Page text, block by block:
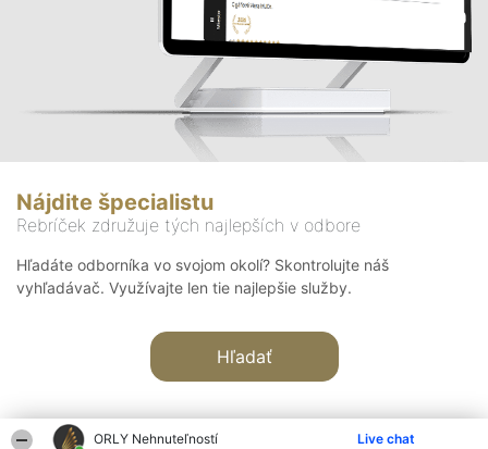
ORLY Nehnuteľností Live chat
Nájdite špecialistu
Rebríček združuje tých najlepších v odbore
Hľadáte odborníka vo svojom okolí? Skontrolujte náš
vyhľadávač. Využívajte len tie najlepšie služby.
Hľadať